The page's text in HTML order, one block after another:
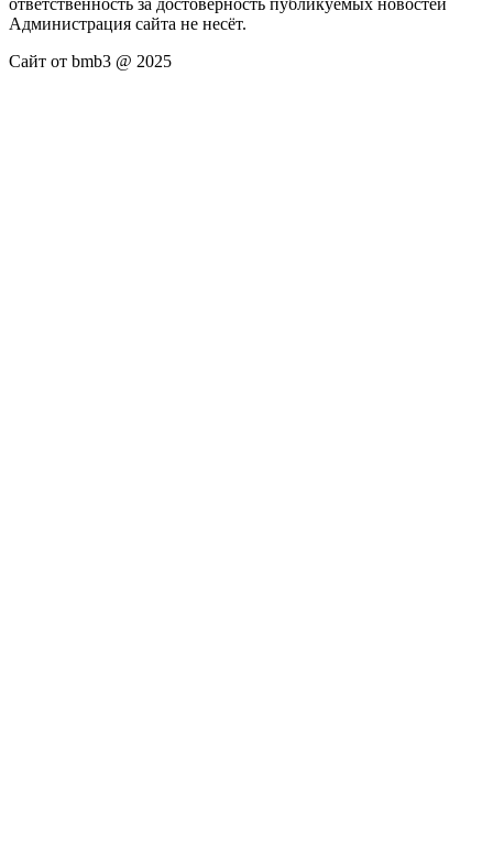
ответственность за достоверность публикуемых новостей
Администрация сайта не несёт.
Сайт от bmb3 @ 2025